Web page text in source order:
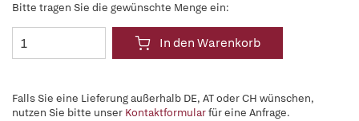
Bitte tragen Sie die gewünschte Menge ein:
In den Warenkorb
Falls Sie eine Lieferung außerhalb DE, AT oder CH wünschen,
nutzen Sie bitte unser Kontaktformularfür eine Anfrage.